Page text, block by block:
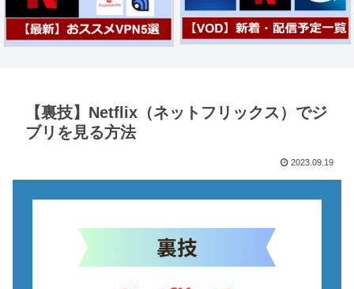
【裏技】Netflix（ネットフリックス）でジ
ブリを見る方法
2023.09.19